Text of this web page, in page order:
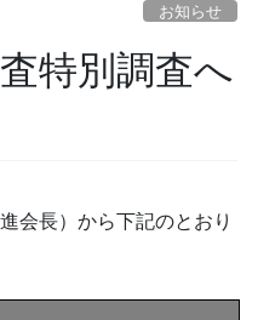
お知らせ
特別調査へ
会長）から下記のとおり